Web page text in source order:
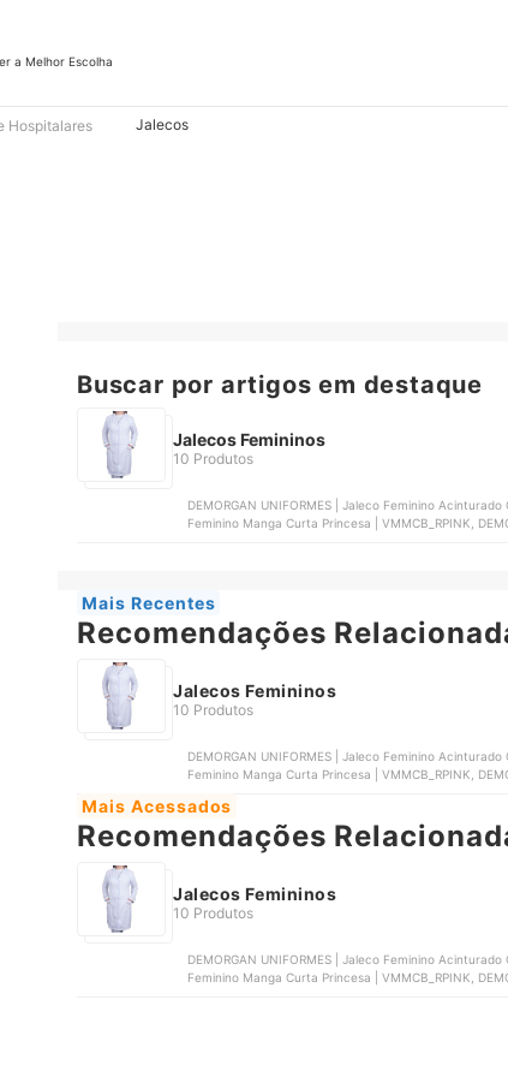
a Melhor Escolha
Hospitalares Jalecos
Buscar por artigos em destaque
Jalecos Femininos
10 Produtos
DEMORGAN UNIFORMES | Jaleco Feminino
Feminino Manga Curta Princesa | VMMCB_RPINK,
Mais Recentes
Recomendações
Jalecos Femininos
10 Produtos
DEMORGAN UNIFORMES | Jaleco Feminino
Feminino Manga Curta Princesa | VMMCB_RPINK,
Mais Acessados
Recomendações
Jalecos Femininos
10 Produtos
DEMORGAN UNIFORMES | Jaleco Feminino
Feminino Manga Curta Princesa | VMMCB_RPINK,